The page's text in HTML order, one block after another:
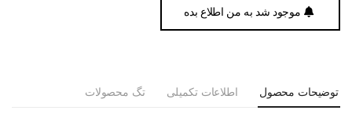
موجود شد به من اطلاع بده
توضیحات محصول اطلاعات تکمیلی تگ محصولات